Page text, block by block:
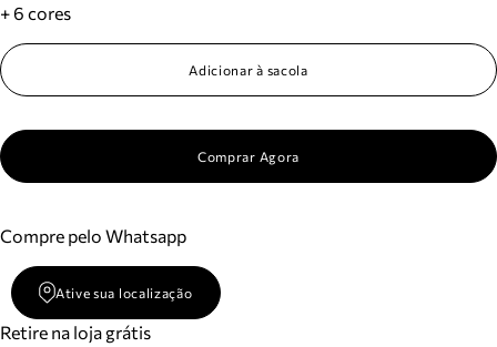
+ 6 cores
Adicionar à sacola
Comprar Agora
Compre pelo Whatsapp
Ative sua localização
Retire na loja grátis